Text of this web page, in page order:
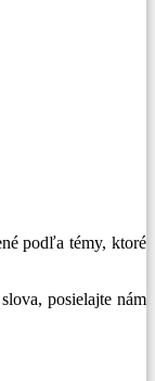
podľa témy, ktoré
posielajte nám